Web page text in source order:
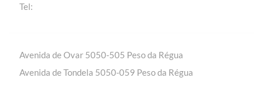
Tel:
Avenida de Ovar 5050-505 Peso da Régua
Avenida de Tondela 5050-059 Peso da Régua